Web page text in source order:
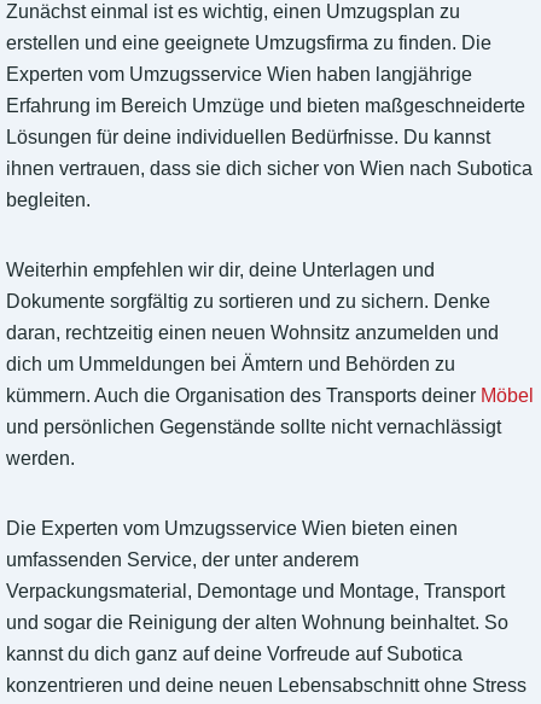
Zunächst einmal ist es wichtig, einen Umzugsplan zu
erstellen und eine geeignete Umzugsfirma zu finden. Die
Experten vom Umzugsservice Wien haben langjährige
Erfahrung im Bereich Umzüge und bieten maßgeschneiderte
Lösungen für deine individuellen Bedürfnisse. Du kannst
ihnen vertrauen, dass sie dich sicher von Wien nach Subotica
begleiten.
Weiterhin empfehlen wir dir, deine Unterlagen und
Dokumente sorgfältig zu sortieren und zu sichern. Denke
daran, rechtzeitig einen neuen Wohnsitz anzumelden und
dich um Ummeldungen bei Ämtern und Behörden zu
kümmern. Auch die Organisation des Transports deiner Möbel
und persönlichen Gegenstände sollte nicht vernachlässigt
werden.
Die Experten vom Umzugsservice Wien bieten einen
umfassenden Service, der unter anderem
Verpackungsmaterial, Demontage und Montage, Transport
und sogar die Reinigung der alten Wohnung beinhaltet. So
kannst du dich ganz auf deine Vorfreude auf Subotica
konzentrieren und deine neuen Lebensabschnitt ohne Stress